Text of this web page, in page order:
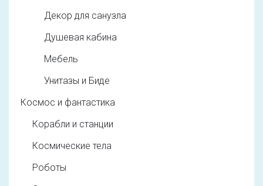
Декор для санузла
Душевая кабина
Мебель
Унитазы и Биде
Космос и фантастика
Корабли и станции
Космические тела
Роботы